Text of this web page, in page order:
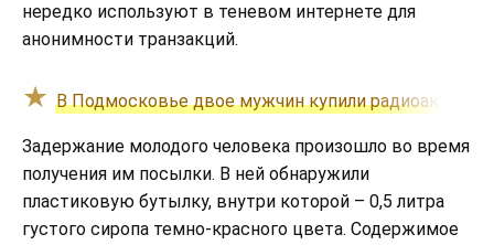
нередко используют в теневом интернете для
анонимности транзакций.
В Подмосковье двое мужчин купили
Задержание молодого человека произошло во время
получения им посылки. В ней обнаружили
пластиковую бутылку, внутри которой – 0,5 литра
густого сиропа темно-красного цвета. Содержимое